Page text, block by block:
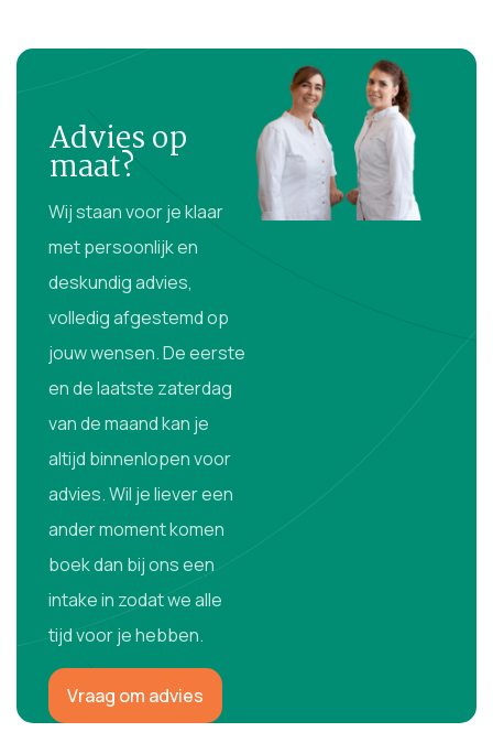
Advies op
maat?
Wij staan voor je klaar
met persoonlijk en
deskundig advies,
volledig afgestemd op
jouw wensen. De eerste
en de laatste zaterdag
van de maand kan je
altijd binnenlopen voor
advies. Wil je liever een
ander moment komen
boek dan bij ons een
intake in zodat we alle
tijd voor je hebben.
Vraag om advies